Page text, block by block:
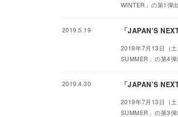
WINTER」の第1弾
2019.5.19 「JAPAN’S
2019年7月13日（
SUMMER」の第4弾
2019.4.30 「JAPAN’S
2019年7月13日（
SUMMER」の第3弾